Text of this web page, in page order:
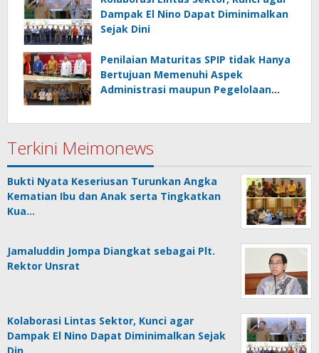
Dampak El Nino Dapat Diminimalkan
Sejak Dini
Penilaian Maturitas SPIP tidak Hanya
Bertujuan Memenuhi Aspek
Administrasi maupun Pegelolaan
Terkini Meimonews
Bukti Nyata Keseriusan Turunkan Angka
Kematian Ibu dan Anak serta Tingkatkan
Kua…
Jamaluddin Jompa Diangkat sebagai Plt.
Rektor Unsrat
Kolaborasi Lintas Sektor, Kunci agar
Dampak El Nino Dapat Diminimalkan Sejak